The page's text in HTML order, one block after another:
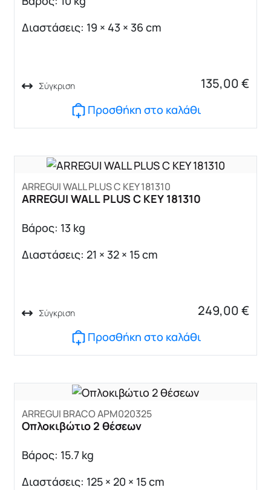
Διαστάσεις: 19 × 43 × 36 cm
Σύγκριση 135,00€
Προσθήκη στο καλάθι
ARREGUI WALL PLUS C KEY 181310
ARREGUI WALL PLUS C KEY 181310
Βάρος: 13 kg
Διαστάσεις: 21 × 32 × 15 cm
Σύγκριση 249,00€
Προσθήκη στο καλάθι
ARREGUI BRACO ΑΡΜ020325
Οπλοκιβώτιο 2 θέσεων
Βάρος: 15.7 kg
Διαστάσεις: 125 × 20 × 15 cm